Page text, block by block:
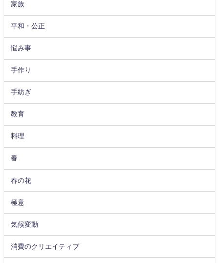
家族
平和・公正
悩み事
手作り
手紡ぎ
教育
料理
春
春の花
極意
気候変動
消費のクリエイティブ